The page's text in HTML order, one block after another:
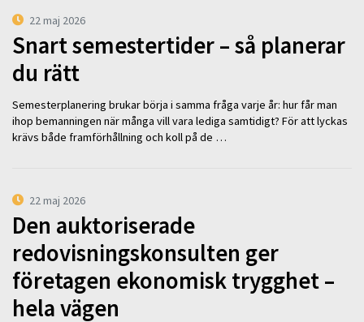
22 maj 2026
Snart semestertider – så planerar
du rätt
Semesterplanering brukar börja i samma fråga varje år: hur får man
ihop bemanningen när många vill vara lediga samtidigt? För att lyckas
krävs både framförhållning och koll på de …
22 maj 2026
Den auktoriserade
redovisningskonsulten ger
företagen ekonomisk trygghet –
hela vägen